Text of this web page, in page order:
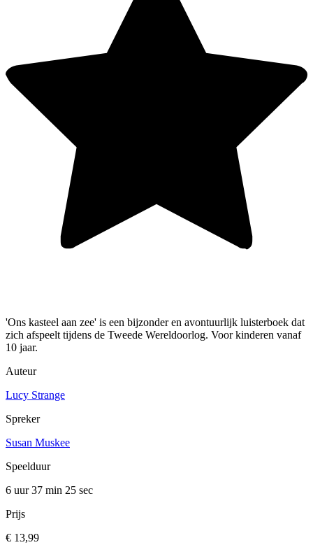
'Ons kasteel aan zee' is een bijzonder en avontuurlijk luisterboek dat
zich afspeelt tijdens de Tweede Wereldoorlog. Voor kinderen vanaf
10 jaar.
Auteur
Lucy Strange
Spreker
Susan Muskee
Speelduur
6 uur 37 min 25 sec
Prijs
€ 13,99